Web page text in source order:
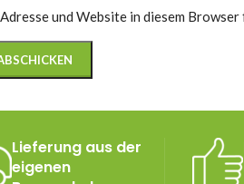
und Website in diesem
Lieferung aus der
eigenen